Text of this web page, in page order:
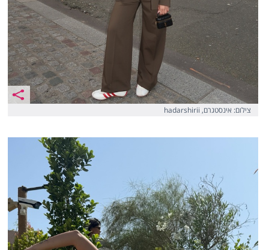
צילום: אינסטגרם, hadarshirii